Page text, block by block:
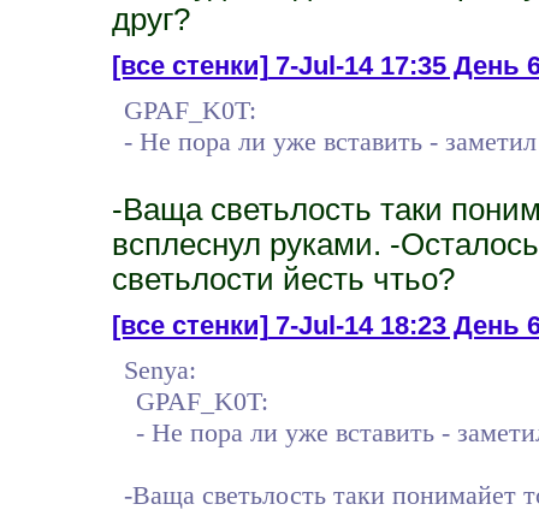
друг?
[все стенки]7-Jul-14 17:35 День
GPAF_K0T:
- Не пора ли уже вставить -
-Ваща светьлость таки
всплеснул руками. -
светьлости йесть чтьо?
[все стенки]7-Jul-14 18:23 День
Senya:
GPAF_K0T:
- Не пора ли уже вставить -
-Ваща светьлость таки понимайет